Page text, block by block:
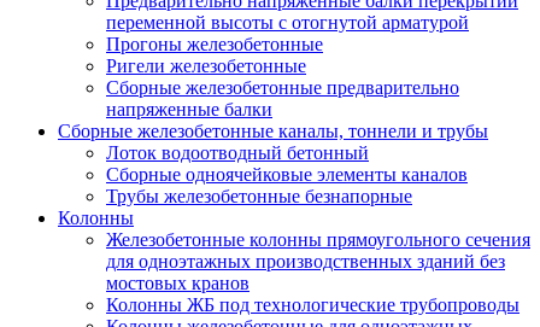
переменной высоты с отогнутой арматурой
Прогоны железобетонные
Ригели железобетонные
Сборные железобетонные предварительно
напряженные балки
Сборные железобетонные каналы, тоннели и трубы
Лоток водоотводный бетонный
Сборные одноячейковые элементы каналов
Трубы железобетонные безнапорные
Колонны
Железобетонные колонны прямоугольного сечения
для одноэтажных производственных зданий без
мостовых кранов
Колонны ЖБ под технологические трубопроводы